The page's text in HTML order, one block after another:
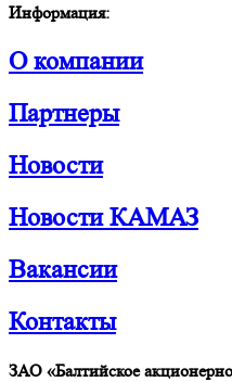
Информация:
О компании
Партнеры
Новости
Новости КАМАЗ
Вакансии
Контакты
ЗАО «Балтийское